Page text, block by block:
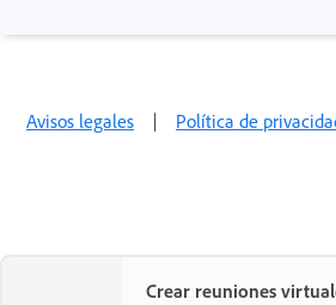
Avisos legales | Política de
Crear reuniones